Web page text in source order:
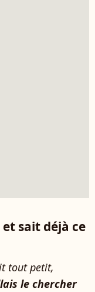
sait déjà ce
tout petit,
le chercher